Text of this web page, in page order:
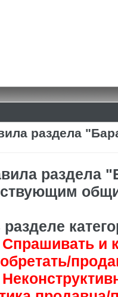
раздела
раздела
разделе
Спрашивать и